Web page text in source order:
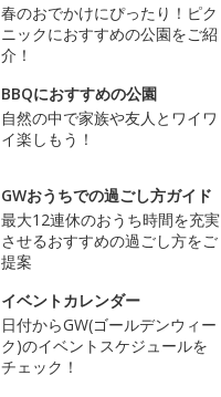
春のおでかけにぴったり！ピク
ニックにおすすめの公園をご紹
介！
BBQにおすすめの公園
自然の中で家族や友人とワイワ
イ楽しもう！
GWおうちでの過ごし方ガイド
最大12連休のおうち時間を充実
させるおすすめの過ごし方をご
提案
イベントカレンダー
日付からGW(ゴールデンウィー
ク)のイベントスケジュールを
チェック！